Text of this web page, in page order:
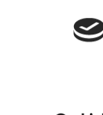
voor een
Land- en
Nederland